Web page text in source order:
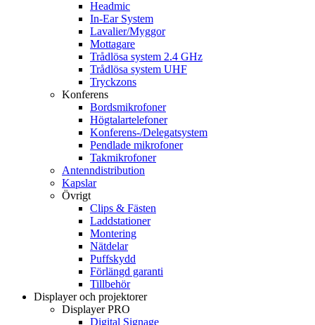
Headmic
In-Ear System
Lavalier/Myggor
Mottagare
Trådlösa system 2.4 GHz
Trådlösa system UHF
Tryckzons
Konferens
Bordsmikrofoner
Högtalartelefoner
Konferens-/Delegatsystem
Pendlade mikrofoner
Takmikrofoner
Antenndistribution
Kapslar
Övrigt
Clips & Fästen
Laddstationer
Montering
Nätdelar
Puffskydd
Förlängd garanti
Tillbehör
Displayer och projektorer
Displayer PRO
Digital Signage